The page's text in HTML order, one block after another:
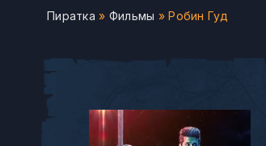
Пиратка » Фильмы » Робин Гуд